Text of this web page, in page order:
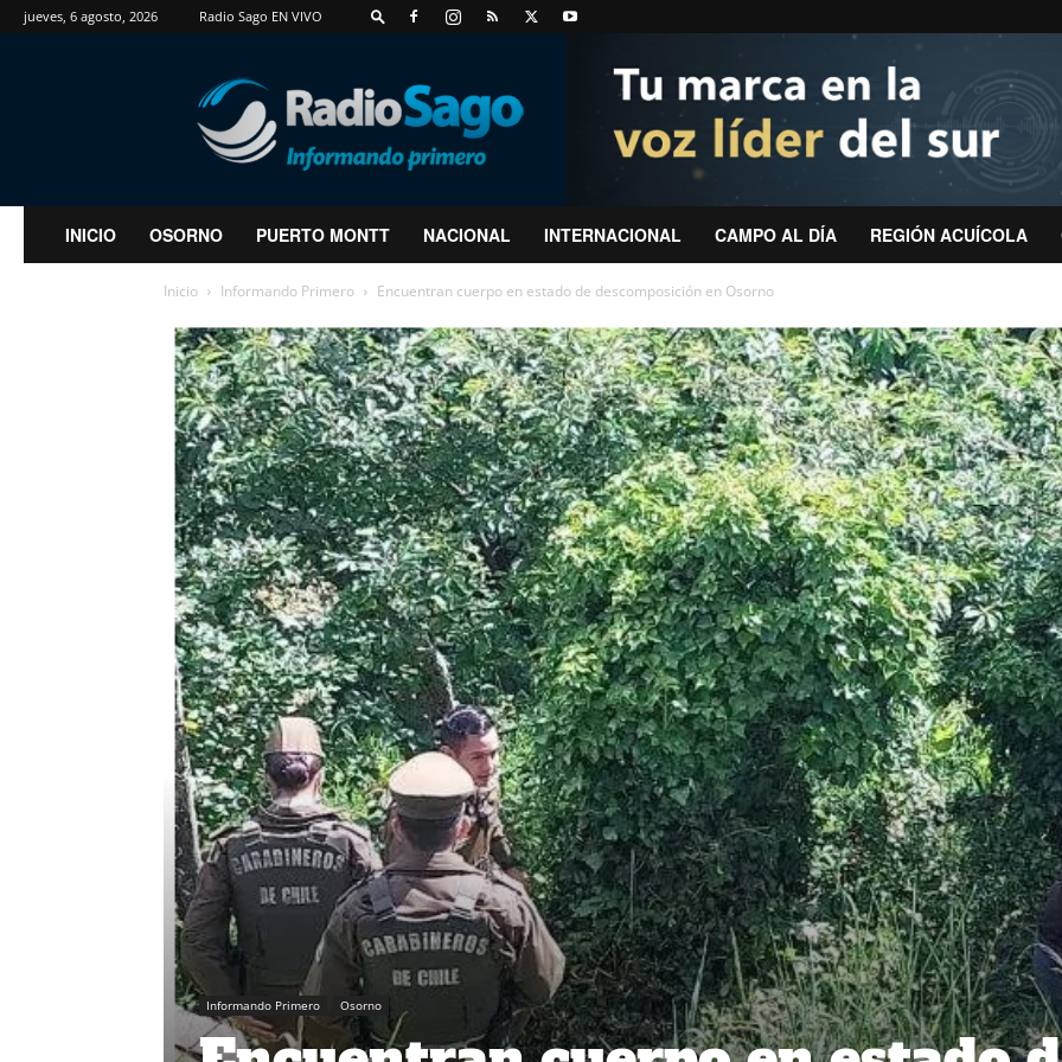
jueves, 6 agosto, 2026 Radio Sago EN VIVO
RadioSago
INICIO OSORNO PUERTO MONTT NACIONAL INTERNACIONAL CAMPO AL DÍA REGIÓN ACUÍCOLA
Inicio Informando Primero Encuentran cuerpo en estado de descomposición en Osorno
Informando Primero Osorno